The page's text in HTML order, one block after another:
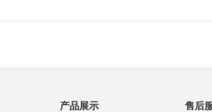
产品展示 售后